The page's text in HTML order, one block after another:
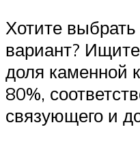
Хотите
вариант?
доля каменной
80%,
связующего и